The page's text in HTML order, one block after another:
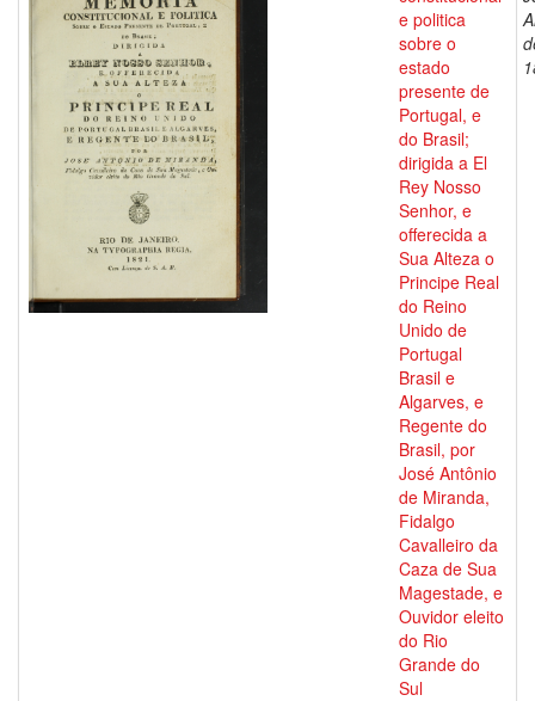
e politica
sobre o
estado
presente de
Portugal, e
do Brasil;
dirigida a El
Rey Nosso
Senhor, e
offerecida a
Sua Alteza o
Principe Real
do Reino
Unido de
Portugal
Brasil e
Algarves, e
Regente do
Brasil, por
José Antônio
de Miranda,
Fidalgo
Cavalleiro da
Caza de Sua
Magestade, e
Ouvidor eleito
do Rio
Grande do
Sul